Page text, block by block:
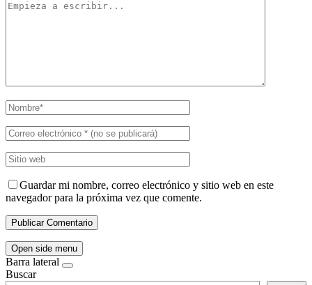
Guardar mi nombre, correo electrónico y sitio web en este
navegador para la próxima vez que comente.
Open side menu
Barra lateral
Buscar